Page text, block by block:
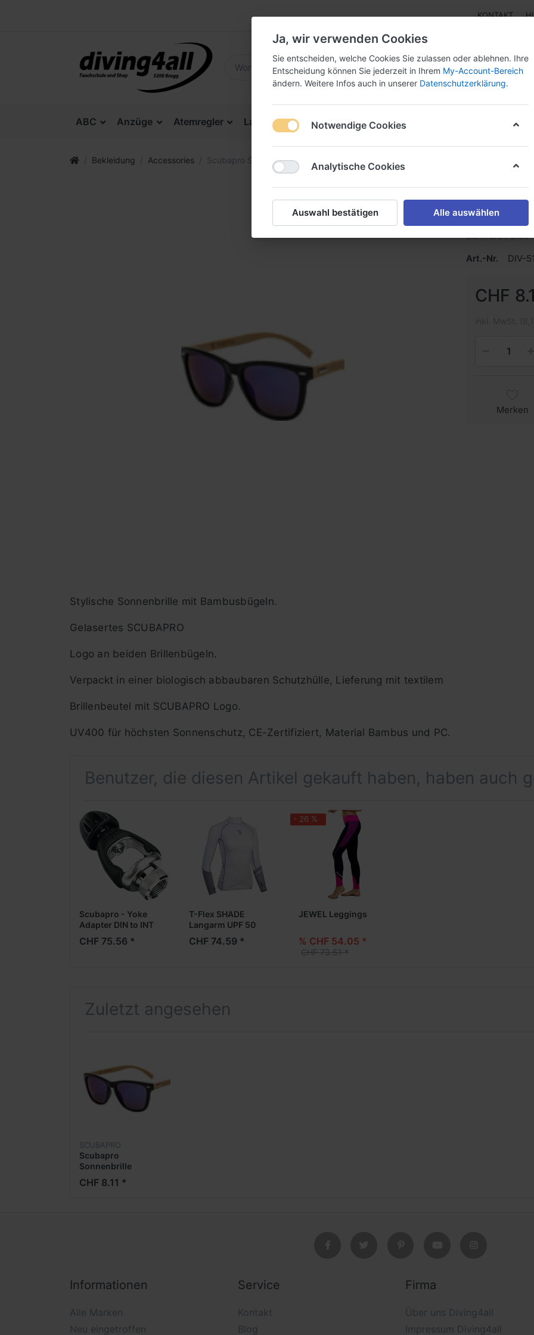
KONTAKT
ABC Anzüge Atemregler Lampen Instrumente Schnäppchenecke
Bekleidung Accessories Scubapro Sonnenbrille
Schwarz / Blau
Art.-Nr.
DIV-
CHF
Merken
Stylische Sonnenbrille mit Bambusbügeln.
Gelasertes SCUBAPRO
Logo an beiden Brillenbügeln.
Verpackt in einer biologisch abbaubaren Schutzhülle, Lieferung mit textilem
Brillenbeutel mit SCUBAPRO Logo.
UV400 für höchsten Sonnenschutz, CE-Zertifiziert, Material Bambus und PC.
Benutzer, die diesen Artikel gekauft haben, haben auch
Scubapro - Yoke
Adapter DIN to INT
ultra light
CHF 75.56 *
T-Flex SHADE
Langarm UPF 50
CHF 74.59 *
- 26 %
JEWEL Leggings
% CHF 54.05 *
CHF 73.51 *
Zuletzt angesehen
SCUBAPRO
Scubapro
Sonnenbrille
CHF 8.11 *
Informationen
Alle Marken
Neu eingetroffen
Service
Kontakt
Blog
Firma
Über uns Diving4all
Impressum Diving4all
Ja, wir verwenden Cookies
Sie entscheiden, welche Cookies Sie zulassen oder ablehnen. Ihre
Entscheidung können Sie jederzeit in Ihrem My-Account-Bereich
ändern. Weitere Infos auch in unserer Datenschutzerklärung.
Notwendige Cookies
Analytische Cookies
Auswahl bestätigen Alle auswählen